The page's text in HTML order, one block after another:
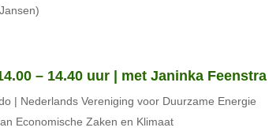
– 14.40 uur | met Janinka Feenstra
| Nederlands Vereniging voor Duurzame Energie
Economische Zaken en Klimaat